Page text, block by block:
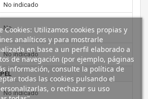
No indicado
No
No indicado
No indicado
Cookies: Utilizamos cookies propias y
analíticos y para mostrarle
en base a un perfil elaborado a
de navegación (por ejemplo, páginas
información, consulte la política de
todas las cookies pulsando el
o rechazar su uso